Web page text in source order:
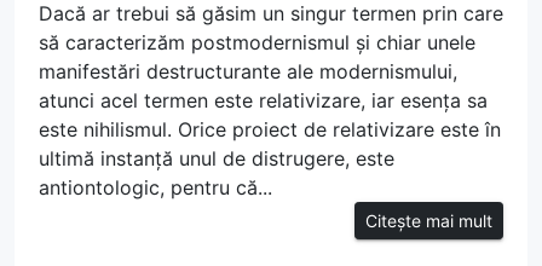
Dacă ar trebui să găsim un singur termen prin care
să caracterizăm postmodernismul și chiar unele
manifestări destructurante ale modernismului,
atunci acel termen este relativizare, iar esența sa
este nihilismul. Orice proiect de relativizare este în
ultimă instanță unul de distrugere, este
antiontologic, pentru că...
Citește mai mult